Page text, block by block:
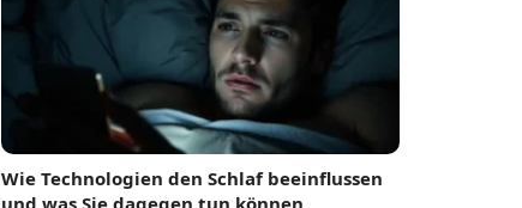
Wie Technologien den Schlaf beeinflussen
und was Sie dagegen tun können